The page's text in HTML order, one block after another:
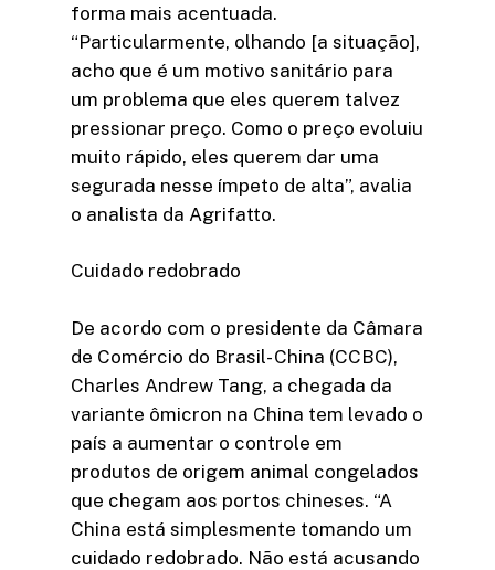
forma mais acentuada.
“Particularmente, olhando [a situação],
acho que é um motivo sanitário para
um problema que eles querem talvez
pressionar preço. Como o preço evoluiu
muito rápido, eles querem dar uma
segurada nesse ímpeto de alta”, avalia
o analista da Agrifatto.
Cuidado redobrado
De acordo com o presidente da Câmara
de Comércio do Brasil- China (CCBC),
Charles Andrew Tang, a chegada da
variante ômicron na China tem levado o
país a aumentar o controle em
produtos de origem animal congelados
que chegam aos portos chineses. “A
China está simplesmente tomando um
cuidado redobrado. Não está acusando